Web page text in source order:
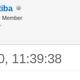
Member
11:39:38